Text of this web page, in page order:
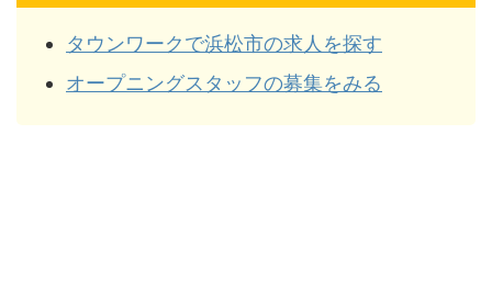
タウンワークで浜松市の求人を探す
オープニングスタッフの募集をみる